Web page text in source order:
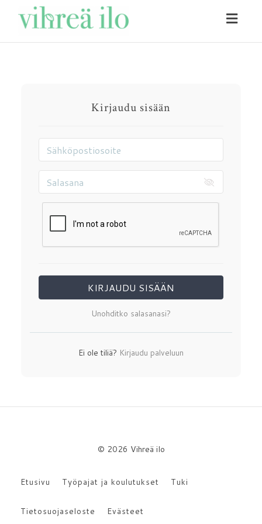
Kirjaudu sisään
KIRJAUDU SISÄÄN
Unohditko salasanasi?
Ei ole tiliä? Kirjaudu palveluun
© 2026 Vihreä ilo
Etusivu Työpajat ja koulutukset Tuki
Tietosuojaseloste Evästeet